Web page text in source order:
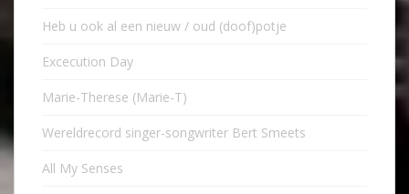
Heb u ook al een nieuw / oud (doof)potje
Excecution Day
Marie-Therese (Marie-T)
Wereldrecord singer-songwriter Bert Smeets
All My Senses